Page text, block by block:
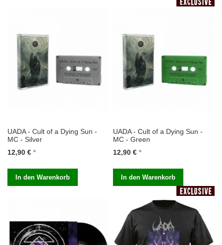
UADA - Cult of a Dying Sun -
MC - Silver
12,90 €
In den Warenkorb
UADA - Cult of a Dying Sun -
MC - Green
12,90 €
In den Warenkorb